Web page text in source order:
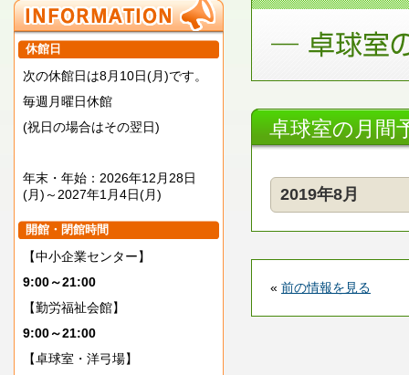
休館日
次の休館日は8月10日(月)です。
毎週月曜日休館
(祝日の場合はその翌日)
年末・年始：2026年12月28日
(月)～2027年1月4日(月)
開館・閉館時間
【中小企業センター】
9:00～21:00
【勤労福祉会館】
9:00～21:00
【卓球室・洋弓場】
卓球室の月間
2019年8月
« 前の情報を見る